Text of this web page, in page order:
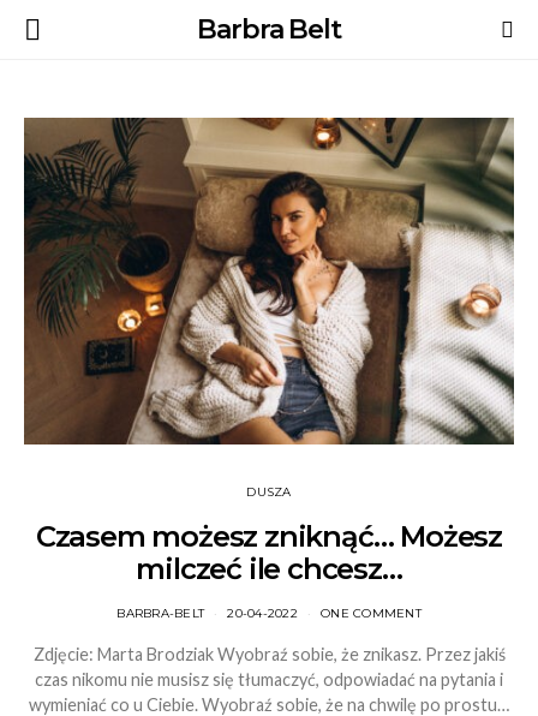
Barbra Belt
DUSZA
Czasem możesz zniknąć… Możesz
milczeć ile chcesz…
BARBRA-BELT 20-04-2022 ONE COMMENT
Zdjęcie: Marta Brodziak Wyobraź sobie, że znikasz. Przez jakiś
czas nikomu nie musisz się tłumaczyć, odpowiadać na pytania i
wymieniać co u Ciebie. Wyobraź sobie, że na chwilę po prostu…